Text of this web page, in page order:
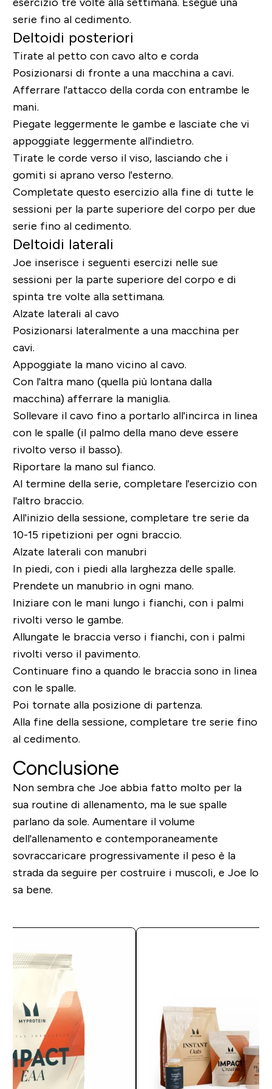
serie fino al cedimento.
Deltoidi posteriori
Tirate al petto con cavo alto e corda
Posizionarsi di fronte a una macchina a cavi.
Afferrare l'attacco della corda con entrambe le
mani.
Piegate leggermente le gambe e lasciate che vi
appoggiate leggermente all'indietro.
Tirate le corde verso il viso, lasciando che i
gomiti si aprano verso l'esterno.
Completate questo esercizio alla fine di tutte le
sessioni per la parte superiore del corpo per due
serie fino al cedimento.
Deltoidi laterali
Joe inserisce i seguenti esercizi nelle sue
sessioni per la parte superiore del corpo e di
spinta tre volte alla settimana.
Alzate laterali al cavo
Posizionarsi lateralmente a una macchina per
cavi.
Appoggiate la mano vicino al cavo.
Con l'altra mano (quella più lontana dalla
macchina) afferrare la maniglia.
Sollevare il cavo fino a portarlo all'incirca in linea
con le spalle (il palmo della mano deve essere
rivolto verso il basso).
Riportare la mano sul fianco.
Al termine della serie, completare l'esercizio con
l'altro braccio.
All'inizio della sessione, completare tre serie da
10-15 ripetizioni per ogni braccio.
Alzate laterali con manubri
In piedi, con i piedi alla larghezza delle spalle.
Prendete un manubrio in ogni mano.
Iniziare con le mani lungo i fianchi, con i palmi
rivolti verso le gambe.
Allungate le braccia verso i fianchi, con i palmi
rivolti verso il pavimento.
Continuare fino a quando le braccia sono in linea
con le spalle.
Poi tornate alla posizione di partenza.
Alla fine della sessione, completare tre serie fino
al cedimento.
Conclusione
Non sembra che Joe abbia fatto molto per la
sua routine di allenamento, ma le sue spalle
parlano da sole. Aumentare il volume
dell'allenamento e contemporaneamente
sovraccaricare progressivamente il peso è la
strada da seguire per costruire i muscoli, e Joe lo
sa bene.